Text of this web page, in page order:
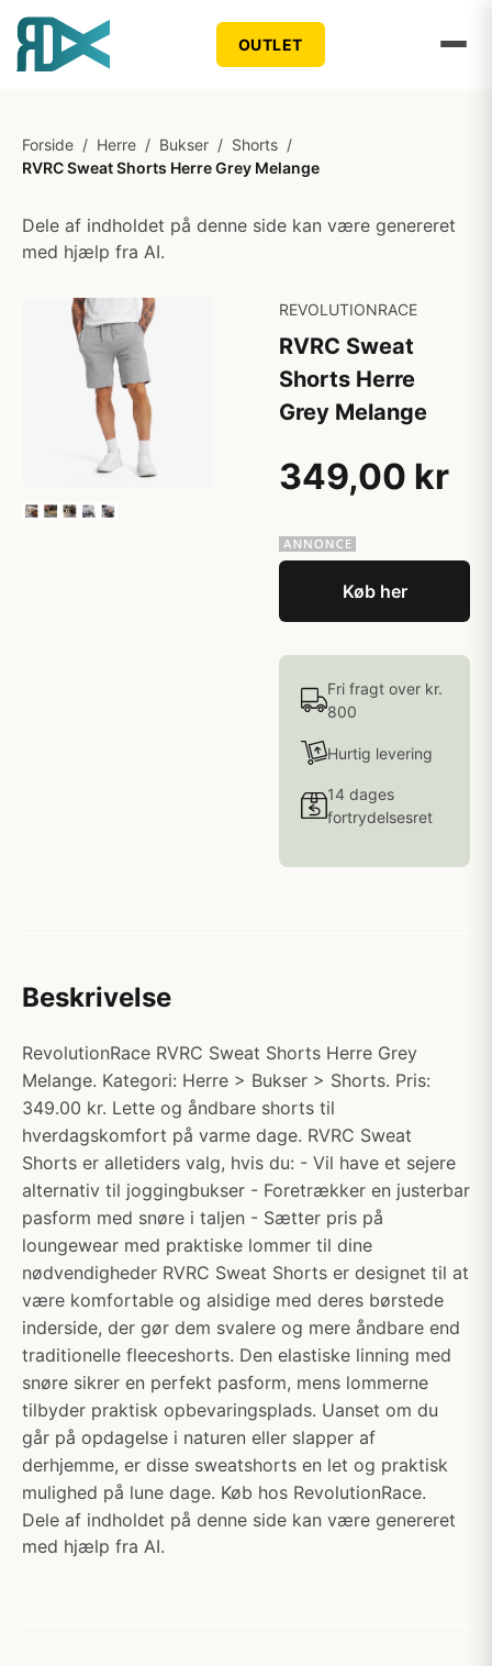
OUTLET
Forside / Herre / Bukser / Shorts /
RVRC Sweat Shorts Herre Grey Melange
Dele af indholdet på denne side kan være genereret
med hjælp fra AI.
REVOLUTIONRACE
RVRC Sweat
Shorts Herre
Grey Melange
349,00 kr
Køb her
Fri fragt over kr.
800
Hurtig levering
14 dages
fortrydelsesret
Beskrivelse
RevolutionRace RVRC Sweat Shorts Herre Grey
Melange. Kategori: Herre > Bukser > Shorts. Pris:
349.00 kr. Lette og åndbare shorts til
hverdagskomfort på varme dage. RVRC Sweat
Shorts er alletiders valg, hvis du: - Vil have et sejere
alternativ til joggingbukser - Foretrækker en justerbar
pasform med snøre i taljen - Sætter pris på
loungewear med praktiske lommer til dine
nødvendigheder RVRC Sweat Shorts er designet til at
være komfortable og alsidige med deres børstede
inderside, der gør dem svalere og mere åndbare end
traditionelle fleeceshorts. Den elastiske linning med
snøre sikrer en perfekt pasform, mens lommerne
tilbyder praktisk opbevaringsplads. Uanset om du
går på opdagelse i naturen eller slapper af
derhjemme, er disse sweatshorts en let og praktisk
mulighed på lune dage. Køb hos RevolutionRace.
Dele af indholdet på denne side kan være genereret
med hjælp fra AI.